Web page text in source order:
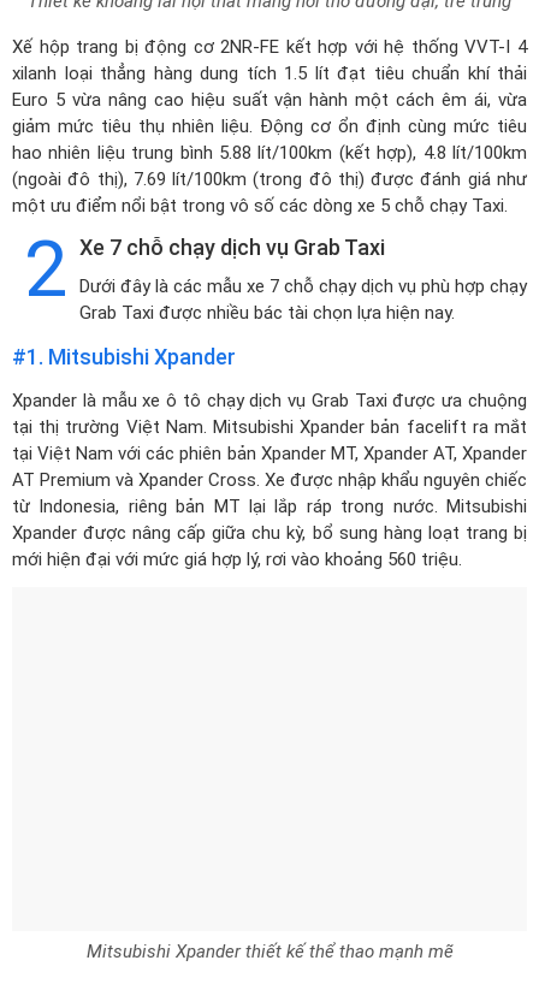
Xế hộp trang bị động cơ 2NR-FE kết hợp với hệ thống VVT-I 4
xilanh loại thẳng hàng dung tích 1.5 lít đạt tiêu chuẩn khí thải
Euro 5 vừa nâng cao hiệu suất vận hành một cách êm ái, vừa
giảm mức tiêu thụ nhiên liệu. Động cơ ổn định cùng mức tiêu
hao nhiên liệu trung bình 5.88 lít/100km (kết hợp), 4.8 lít/100km
(ngoài đô thị), 7.69 lít/100km (trong đô thị) được đánh giá như
một ưu điểm nổi bật trong vô số các dòng xe 5 chỗ chạy Taxi.
2 Xe 7 chỗ chạy dịch vụ Grab Taxi
Dưới đây là các mẫu xe 7 chỗ chạy dịch vụ phù hợp chạy
Grab Taxi được nhiều bác tài chọn lựa hiện nay.
#1. Mitsubishi Xpander
Xpander là mẫu xe ô tô chạy dịch vụ Grab Taxi được ưa chuộng
tại thị trường Việt Nam. Mitsubishi Xpander bản facelift ra mắt
tại Việt Nam với các phiên bản Xpander MT, Xpander AT, Xpander
AT Premium và Xpander Cross. Xe được nhập khẩu nguyên chiếc
từ Indonesia, riêng bản MT lại lắp ráp trong nước. Mitsubishi
Xpander được nâng cấp giữa chu kỳ, bổ sung hàng loạt trang bị
mới hiện đại với mức giá hợp lý, rơi vào khoảng 560 triệu.
Mitsubishi Xpander thiết kế thể thao mạnh mẽ